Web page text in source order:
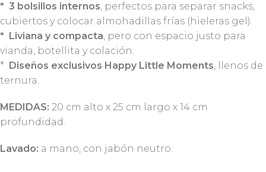
* 3 bolsillos internos, perfectos para separar snacks,
cubiertos y colocar almohadillas frías (hieleras gel).
* Liviana y compacta, pero con espacio justo para
vianda, botellita y colación.
*
Diseños exclusivos Happy Little Moments, llenos de
ternura.
MEDIDAS: 20 cm alto x 25 cm largo x 14 cm
profundidad.
Lavado: a mano, con jabón neutro.